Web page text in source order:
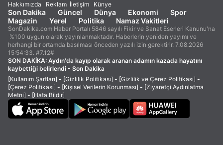
Hakkımızda Reklam İletişim Künye
Son Dakika Güncel Dünya Ekonomi
Spor
Magazin
Yerel Politika Namaz Vakitleri
SonDakika.com Haber Portalı 5846 sayılı Fikir ve Sanat Eserleri Kanunu'na
%100 uygun olarak yayınlanmaktadır. Haberlerin yeniden yayımı ve
herhangi bir ortamda basılması önceden yazılı izin gerektirir. 7.08.2026
15:54:33. #7.12#
SON DAKİKA: Aydın'da kayıp olarak aranan adamın kazada hayatını
kaybettiği belirlendi - Son Dakika
[Kullanım Şartları] - [Gizlilik Politikası] - [Gizlilik ve Çerez Politikası] -
[Çerez Politikası] - [Kişisel Verilerin Korunması] - [Ziyaretçi Aydınlatma
Metni] - [Hata Bildir]